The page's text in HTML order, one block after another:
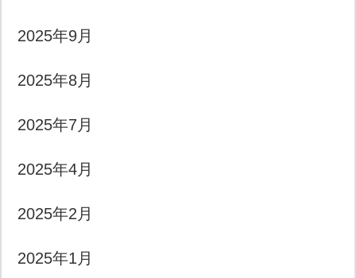
2025年9月
2025年8月
2025年7月
2025年4月
2025年2月
2025年1月